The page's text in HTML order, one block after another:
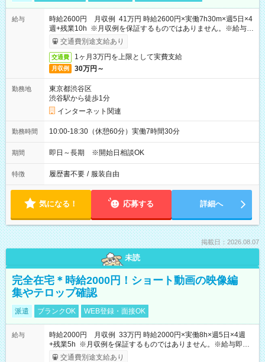
給与
時給2600円 月収例 41万円 時給2600円×実働7h30m×週5日×4
週+残業10h ※月収例を保証するものではありません。※給与即
受取りサービス利用可（利用条件有）
交通費別途支給あり
交通費 1ヶ月3万円を上限として実費支給
月収例 30万円～
勤務地
東京都渋谷区
渋谷駅から徒歩1分
インターネット関連
勤務時間 10:00-18:30（休憩60分）実働7時間30分
期間 即日～長期 ※開始日相談OK
特徴 履歴書不要 / 服装自由
気になる！ 応募する 詳細へ
掲載日：2026.08.07
未読
完全在宅＊時給2000円！ショート動画の映像編
集やテロップ確認
派遣 ブランクOK WEB登録・面接OK
給与
時給2000円 月収例 33万円 時給2000円×実働8h×週5日×4週
+残業5h ※月収例を保証するものではありません。※給与即受
取りサービス利用可（利用条件有）
交通費別途支給あり